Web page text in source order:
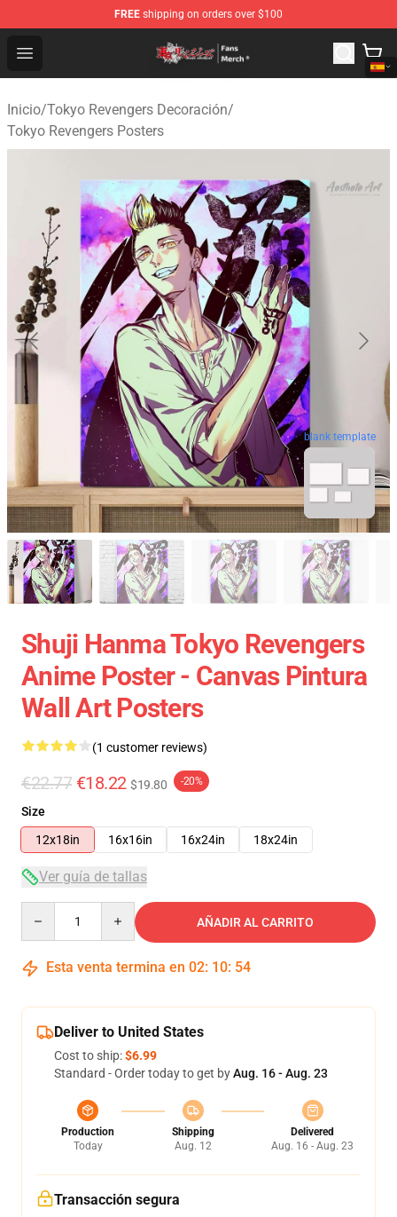
FREE shipping on orders over $100
Open menu
Tokyo Revengers Store - Official Tokyo Revengers
Inicio/Tokyo Revengers Decoración/
Tokyo Revengers Posters
blank template
Shuji Hanma Tokyo Revengers
Anime Poster - Canvas Pintura
Wall Art Posters
(1 customer reviews)
€22.77 €18.22 $19.80 -20%
Size
12x18in
16x16in 16x24in 18x24in
Ver guía de tallas
AÑADIR AL CARRITO
Esta venta termina en 02: 10: 53
Deliver to United States
Cost to ship:$6.99
Standard - Order today to get byAug. 16 - Aug. 23
Production
Today
Shipping
Aug. 12
Delivered
Aug. 16 - Aug. 23
Transacción segura